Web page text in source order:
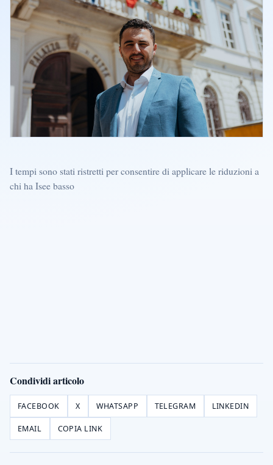
I tempi sono stati ristretti per consentire di applicare le riduzioni a
chi ha Isee basso
Condividi articolo
FACEBOOK X WHATSAPP TELEGRAM LINKEDIN
EMAIL COPIA LINK